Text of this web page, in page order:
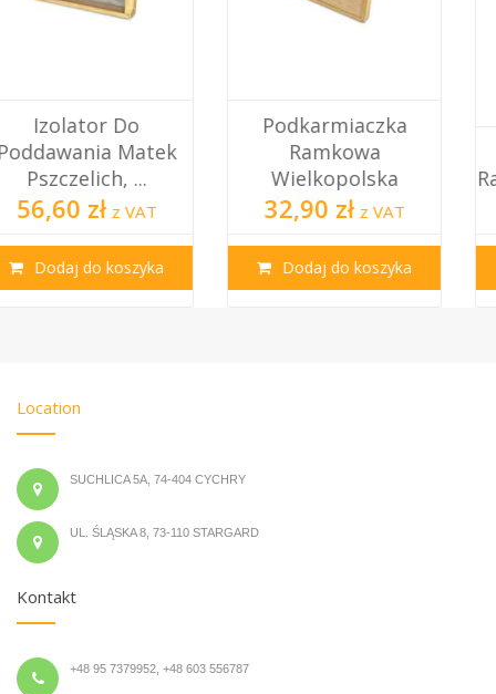
Podkarmiaczka
Ramkowa
Wielkopolska
32,90 zł
Dodaj do koszyka
Podkarmiaczka
Ramkowa Dadant 3,3L
35,90 zł
Dodaj do koszyka
Location
SUCHLICA 5A, 74-404 CYCHRY
UL. ŚLĄSKA 8, 73-110 STARGARD
Kontakt
+48 95 7379952, +48 603 556787